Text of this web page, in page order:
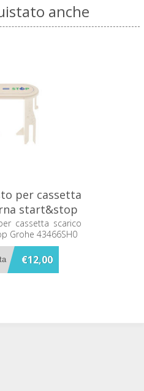
anche
per cassetta
start&stop
cassetta scarico
Grohe 43466SH0
€12,00